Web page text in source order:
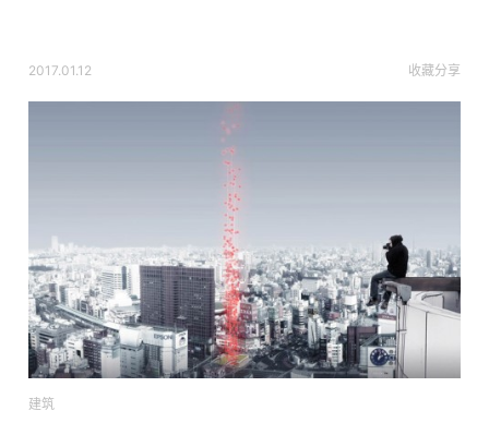
2017.01.12 收藏分享
建筑